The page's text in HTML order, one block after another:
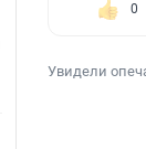
0
Увидели